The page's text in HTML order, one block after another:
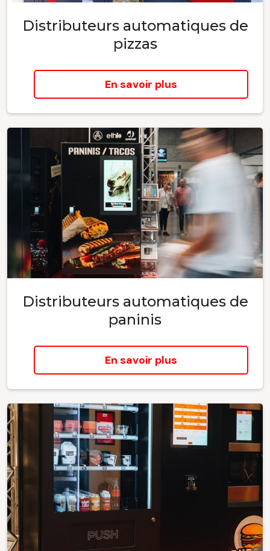
Distributeurs automatiques de
pizzas
En savoir plus
Distributeurs automatiques de
paninis
En savoir plus